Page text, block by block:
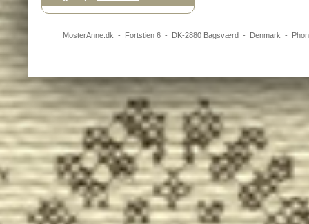
MosterAnne.dk - Fortstien 6- DK-2880 Bagsværd- Denmark -